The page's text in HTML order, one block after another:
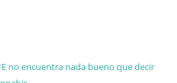
no encuentra nada bueno que decir